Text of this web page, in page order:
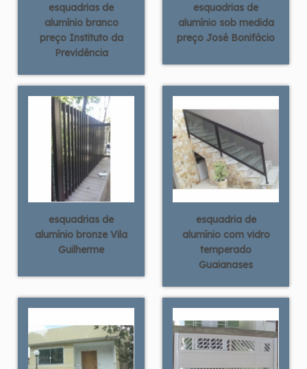
esquadrias de
alumínio branco
preço Instituto da
Previdência
esquadrias de
alumínio sob medida
preço José Bonifácio
esquadrias de
alumínio bronze Vila
Guilherme
esquadria de
alumínio com vidro
temperado
Guaianases